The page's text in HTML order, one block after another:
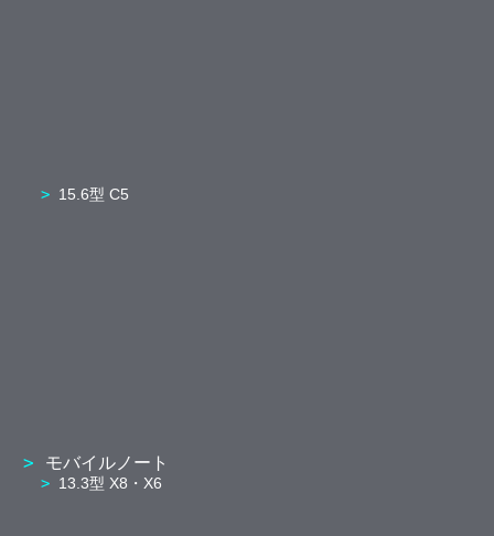
15.6型 C5
モバイルノート
13.3型 X8・X6